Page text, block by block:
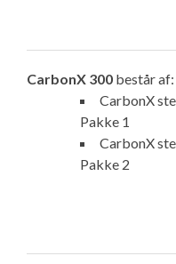
CarbonX 300 består af:
CarbonX
Pakke 1
CarbonX
Pakke 2